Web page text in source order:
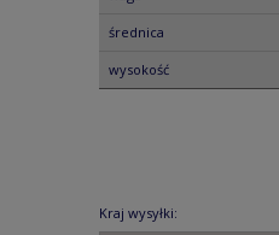
średnica
wysokość
Kraj wysyłki: